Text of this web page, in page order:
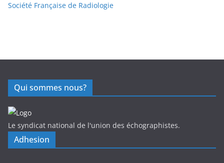
Société Française de Radiologie
Qui sommes nous?
Le syndicat national de l'union des échographistes.
Adhesion